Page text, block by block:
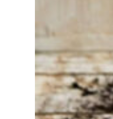
Auswahl?
Werkzeug für Ihren Job
Bei Sneeboer sind
wir immer bereit,